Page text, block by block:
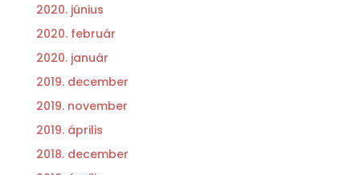
2020. június
2020. február
2020. január
2019. december
2019. november
2019. április
2018. december